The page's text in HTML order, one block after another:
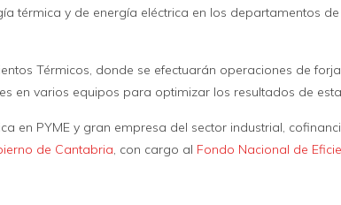
térmica y de energía eléctrica en los departamentos
Térmicos, donde se efectuarán operaciones de
en varios equipos para optimizar los resultados de
en PYME y gran empresa del sector industrial,
de Cantabria, con cargo al Fondo Nacional de